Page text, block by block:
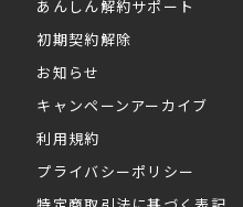
あんしん解約サポート
初期契約解除
お知らせ
キャンペーンアーカイブ
利用規約
プライバシーポリシー